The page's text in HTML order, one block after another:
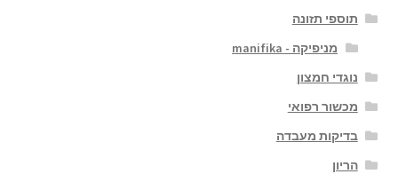
תוספי תזונה
מניפיקה - manifika
נוגדי חמצון
מכשור רפואי
בדיקות מעבדה
הריון